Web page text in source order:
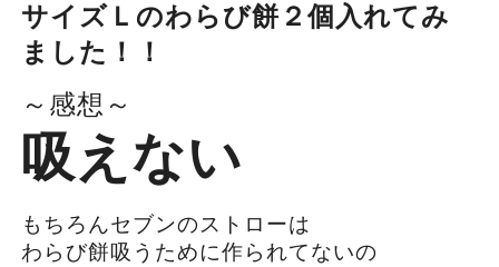
サイズＬのわらび餅２個入れてみ
ました！！
～感想～
吸えない
もちろんセブンのストローは
わらび餅吸うために作られてないの